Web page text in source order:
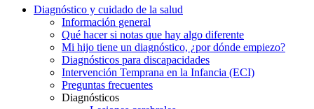
Diagnóstico y cuidado de la salud
Información general
Qué hacer si notas que hay algo diferente
Mi hijo tiene un diagnóstico, ¿por dónde empiezo?
Diagnósticos para discapacidades
Intervención Temprana en la Infancia (ECI)
Preguntas frecuentes
Diagnósticos